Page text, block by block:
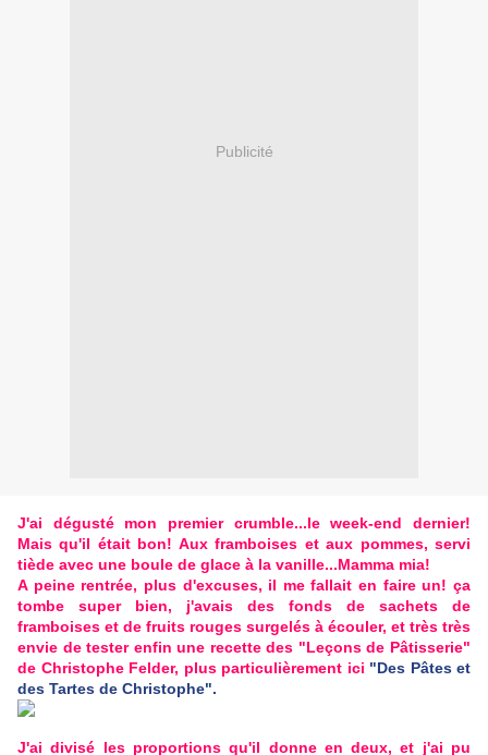
Publicité
J'ai dégusté mon premier crumble...le week-end dernier!
Mais qu'il était bon! Aux framboises et aux pommes, servi
tiède avec une boule de glace à la vanille...Mamma mia!
A peine rentrée, plus d'excuses, il me fallait en faire un! ça
tombe super bien, j'avais des fonds de sachets de
framboises et de fruits rouges surgelés à écouler, et très très
envie de tester enfin une recette des "Leçons de Pâtisserie"
de Christophe Felder, plus particulièrement ici "Des Pâtes et
des Tartes de Christophe".
J'ai divisé les proportions qu'il donne en deux, et j'ai pu